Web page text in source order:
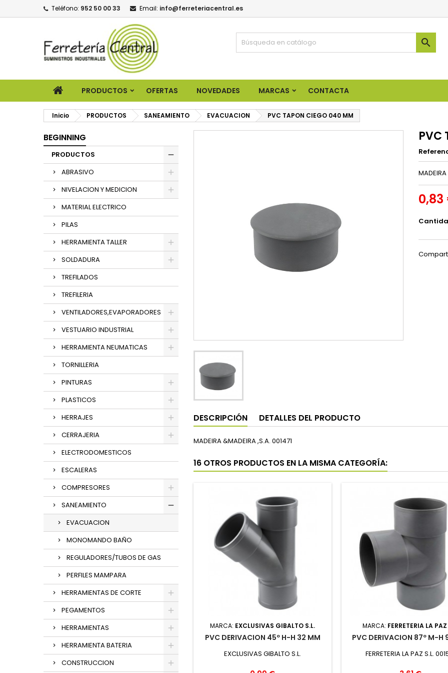
Teléfono: 952 50 00 33 Email: info@ferreteriacentral.es

PRODUCTOS OFERTAS NOVEDADES MARCAS CONTACTA
Inicio PRODUCTOS SANEAMIENTO EVACUACION PVC TAPON CIEGO 040 MM
BEGINNING
PRODUCTOS
ABRASIVO
NIVELACION Y MEDICION
MATERIAL ELECTRICO
PILAS
HERRAMIENTA TALLER
SOLDADURA
TREFILADOS
TREFILERIA
VENTILADORES,EVAPORADORES
VESTUARIO INDUSTRIAL
HERRAMIENTA NEUMATICAS
TORNILLERIA
PINTURAS
PLASTICOS
HERRAJES
CERRAJERIA
ELECTRODOMESTICOS
ESCALERAS
COMPRESORES
SANEAMIENTO
EVACUACION
MONOMANDO BAÑO
REGULADORES/TUBOS DE GAS
PERFILES MAMPARA
HERRAMIENTAS DE CORTE
PEGAMENTOS
HERRAMIENTAS
HERRAMIENTA BATERIA
CONSTRUCCION
PVC
0,83
DESCRIPCIÓN DETALLES DEL PRODUCTO
MADEIRA &MADEIRA ,S.A. 001471
16 OTROS PRODUCTOS EN LA MISMA CATEGORÍA:
MARCA: EXCLUSIVAS GIBALTO S.L.
PVC DERIVACION 45º H-H 32 MM
EXCLUSIVAS GIBALTO S.L.
MARCA: FERRETERIA LA
PVC DERIVACION 87º M-H
FERRETERIA LA PAZ S.L.